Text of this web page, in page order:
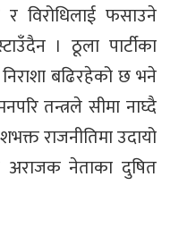
विरोधिलाई फसाउने
। ठूला पार्टीका
बढिरहेको छ भने
तन्त्रले सीमा नाघ्दै
राजनीतिमा उदायो
अराजक नेताका दुषित